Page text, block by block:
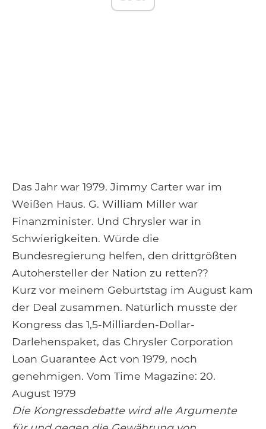
Das Jahr war 1979. Jimmy Carter war im
Weißen Haus. G. William Miller war
Finanzminister. Und Chrysler war in
Schwierigkeiten. Würde die
Bundesregierung helfen, den drittgrößten
Autohersteller der Nation zu retten??
Kurz vor meinem Geburtstag im August kam
der Deal zusammen. Natürlich musste der
Kongress das 1,5-Milliarden-Dollar-
Darlehenspaket, das Chrysler Corporation
Loan Guarantee Act von 1979, noch
genehmigen. Vom Time Magazine: 20.
August 1979
Die Kongressdebatte wird alle Argumente